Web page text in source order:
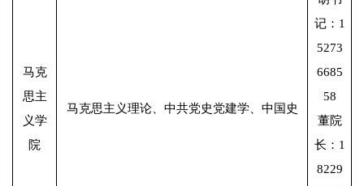
马克
思主
义学
院
马克思主义理论、中共党史党建学、中国史
记：1
5273
6685
58
董院
长：1
8229